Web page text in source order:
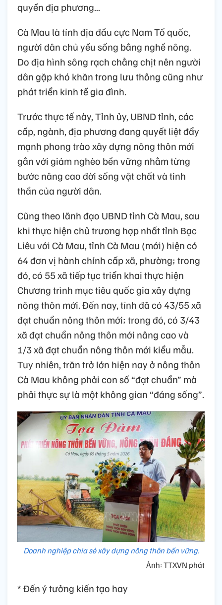
quyền địa phương...
Cà Mau là tỉnh địa đầu cực Nam Tổ quốc,
người dân chủ yếu sống bằng nghề nông.
Do địa hình sông rạch chằng chịt nên người
dân gặp khó khăn trong lưu thông cũng như
phát triển kinh tế gia đình.
Trước thực tế này, Tỉnh ủy, UBND tỉnh, các
cấp, ngành, địa phương đang quyết liệt đẩy
mạnh phong trào xây dựng nông thôn mới
gắn với giảm nghèo bền vững nhằm từng
bước nâng cao đời sống vật chất và tinh
thần của người dân.
Cũng theo lãnh đạo UBND tỉnh Cà Mau, sau
khi thực hiện chủ trương hợp nhất tỉnh Bạc
Liêu với Cà Mau, tỉnh Cà Mau (mới) hiện có
64 đơn vị hành chính cấp xã, phường; trong
đó, có 55 xã tiếp tục triển khai thực hiện
Chương trình mục tiêu quốc gia xây dựng
nông thôn mới. Đến nay, tỉnh đã có 43/55 xã
đạt chuẩn nông thôn mới; trong đó, có 3/43
xã đạt chuẩn nông thôn mới nâng cao và
1/3 xã đạt chuẩn nông thôn mới kiểu mẫu.
Tuy nhiên, trăn trở lớn hiện nay ở nông thôn
Cà Mau không phải con số “đạt chuẩn” mà
phải thực sự là một không gian “đáng sống”.
Doanh nghiệp chia sẻ xây dựng nông thôn bền vững.
Ảnh: TTXVN phát
* Đến ý tưởng kiến tạo hay